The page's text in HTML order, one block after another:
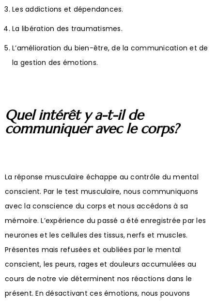
Les addictions et dépendances.
La libération des traumatismes.
L’amélioration du bien-être, de la communication et de
la gestion des émotions.
Quel intérêt y a-t-il de
communiquer avec le corps?
La réponse musculaire échappe au contrôle du mental
conscient. Par le test musculaire, nous communiquons
avec la conscience du corps et nous accédons à sa
mémoire. L’expérience du passé a été enregistrée par les
neurones et les cellules des tissus, nerfs et muscles.
Présentes mais refusées et oubliées par le mental
conscient, les peurs, rages et douleurs accumulées au
cours de notre vie déterminent nos réactions dans le
présent. En désactivant ces émotions, nous pouvons